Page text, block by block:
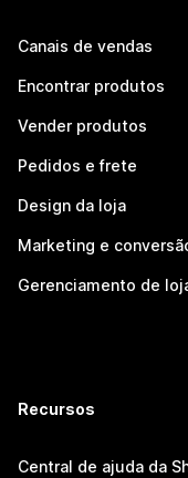
Canais de vendas
Encontrar produtos
Vender produtos
Pedidos e frete
Design da loja
Marketing e
Gerenciamento de
Recursos
Central de ajuda da